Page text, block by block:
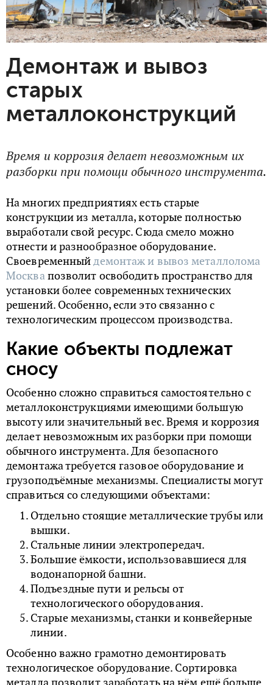
Демонтаж и вывоз
старых
металлоконструкций
Время и коррозия делает невозможным их
разборки при помощи обычного инструмента.
На многих предприятиях есть старые
конструкции из металла, которые полностью
выработали свой ресурс. Сюда смело можно
отнести и разнообразное оборудование.
Своевременный демонтаж и вывоз металлолома
Москва позволит освободить пространство для
установки более современных технических
решений. Особенно, если это связанно с
технологическим процессом производства.
Какие объекты подлежат
сносу
Особенно сложно справиться самостоятельно с
металлоконструкциями имеющими большую
высоту или значительный вес. Время и коррозия
делает невозможным их разборки при помощи
обычного инструмента. Для безопасного
демонтажа требуется газовое оборудование и
грузоподъёмные механизмы. Специалисты могут
справиться со следующими объектами:
Отдельно стоящие металлические трубы или
вышки.
Стальные линии электропередач.
Большие ёмкости, использовавшиеся для
водонапорной башни.
Подъездные пути и рельсы от
технологического оборудования.
Старые механизмы, станки и конвейерные
линии.
Особенно важно грамотно демонтировать
технологическое оборудование. Сортировка
металла позволит заработать на нём ещё больше.